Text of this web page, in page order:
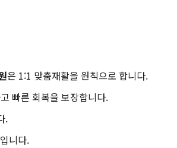
은 1:1 맞춤재활을 원칙으로 합니다.
빠른 회복을 보장합니다.
.
니다.